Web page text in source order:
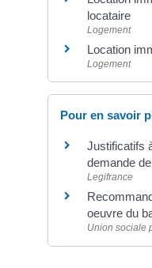
locataire
Logement
Location
Logement
Pour en savoir
Justificatifs
demande
Legifrance
oeuvre du
Union sociale